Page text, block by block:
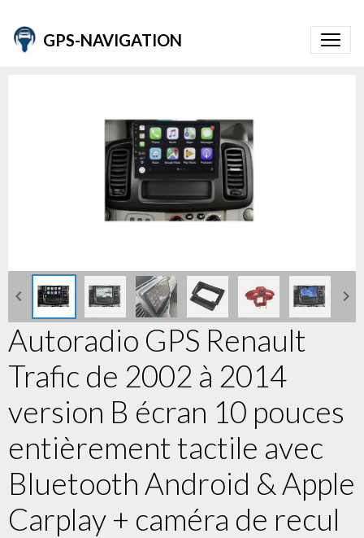
GPS-NAVIGATION
Autoradio GPS Renault
Trafic de 2002 à 2014
version B écran 10 pouces
entièrement tactile avec
Bluetooth Android & Apple
Carplay + caméra de recul